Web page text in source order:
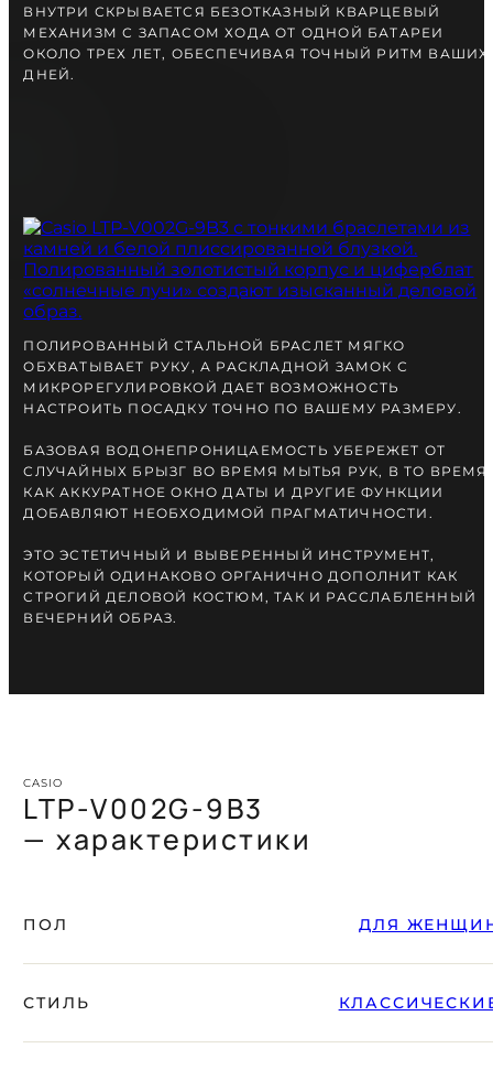
ВНУТРИ СКРЫВАЕТСЯ БЕЗОТКАЗНЫЙ КВАРЦЕВЫЙ
МЕХАНИЗМ С ЗАПАСОМ ХОДА ОТ ОДНОЙ БАТАРЕИ
ОКОЛО ТРЕХ ЛЕТ, ОБЕСПЕЧИВАЯ ТОЧНЫЙ РИТМ ВАШИХ
ДНЕЙ.
ПОЛИРОВАННЫЙ СТАЛЬНОЙ БРАСЛЕТ МЯГКО
ОБХВАТЫВАЕТ РУКУ, А РАСКЛАДНОЙ ЗАМОК С
МИКРОРЕГУЛИРОВКОЙ ДАЕТ ВОЗМОЖНОСТЬ
НАСТРОИТЬ ПОСАДКУ ТОЧНО ПО ВАШЕМУ РАЗМЕРУ.
БАЗОВАЯ ВОДОНЕПРОНИЦАЕМОСТЬ УБЕРЕЖЕТ ОТ
СЛУЧАЙНЫХ БРЫЗГ ВО ВРЕМЯ МЫТЬЯ РУК, В ТО ВРЕМЯ
КАК АККУРАТНОЕ ОКНО ДАТЫ И ДРУГИЕ ФУНКЦИИ
ДОБАВЛЯЮТ НЕОБХОДИМОЙ ПРАГМАТИЧНОСТИ.
ЭТО ЭСТЕТИЧНЫЙ И ВЫВЕРЕННЫЙ ИНСТРУМЕНТ,
КОТОРЫЙ ОДИНАКОВО ОРГАНИЧНО ДОПОЛНИТ КАК
СТРОГИЙ ДЕЛОВОЙ КОСТЮМ, ТАК И РАССЛАБЛЕННЫЙ
ВЕЧЕРНИЙ ОБРАЗ.
CASIO
LTP-V002G-9B3
— характеристики
ПОЛ ДЛЯ
СТИЛЬ